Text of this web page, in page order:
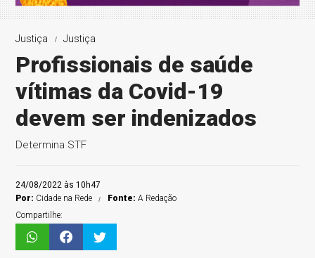
Justiça Justiça
Profissionais de saúde
vítimas da Covid-19
devem ser indenizados
Determina STF
24/08/2022 às 10h47
Por: Cidade na Rede Fonte:A Redação
Compartilhe: